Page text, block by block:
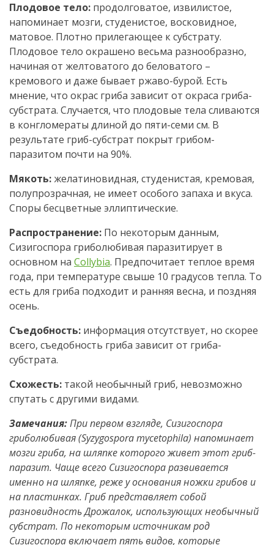
Плодовое тело: продолговатое, извилистое,
напоминает мозги, студенистое, восковидное,
матовое. Плотно прилегающее к субстрату.
Плодовое тело окрашено весьма разнообразно,
начиная от желтоватого до беловатого –
кремового и даже бывает ржаво-бурой. Есть
мнение, что окрас гриба зависит от окраса гриба-
субстрата. Случается, что плодовые тела сливаются
в конгломераты длиной до пяти-семи см. В
результате гриб-субстрат покрыт грибом-
паразитом почти на 90%.
Мякоть:желатиновидная, студенистая, кремовая,
полупрозрачная, не имеет особого запаха и вкуса.
Споры бесцветные эллиптические.
Распространение: По некоторым данным,
Сизигоспора гриболюбивая паразитирует в
основном на Collybia. Предпочитает теплое время
года, при температуре свыше 10 градусов тепла. То
есть для гриба подходит и ранняя весна, и поздняя
осень.
Съедобность: информация отсутствует, но скорее
всего, съедобность гриба зависит от гриба-
субстрата.
Схожесть: такой необычный гриб, невозможно
спутать с другими видами.
Замечания:При первом взгляде, Сизигоспора
гриболюбивая (Syzygospora mycetophila) напоминает
мозги гриба, на шляпке которого живет этот гриб-
паразит. Чаще всего Сизигоспора развивается
именно на шляпке, реже у основания ножки грибов и
на пластинках. Гриб представляет собой
разновидность Дрожалок, использующих необычный
субстрат. По некоторым источникам род
Сизигоспора включает пять видов, которые